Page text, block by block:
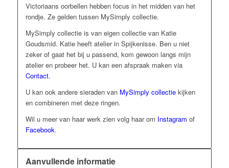
Victoriaans oorbellen hebben focus in het midden van het
rondje. Ze gelden tussen MySimply collectie.
MySimply collectie is van eigen collectie van Katie
Goudsmid. Katie heeft atelier in Spijkenisse. Ben u niet
zeker of gaat het bij u passend, kom gewoon langs mijn
atelier en probeer het. U kan een afspraak maken via
Contact.
U kan ook andere sieraden van MySimply collectiekijken
en combineren met deze ringen.
Wil u meer van haar werk zien volg haar om Instagram of
Facebook.
Aanvullende informatie